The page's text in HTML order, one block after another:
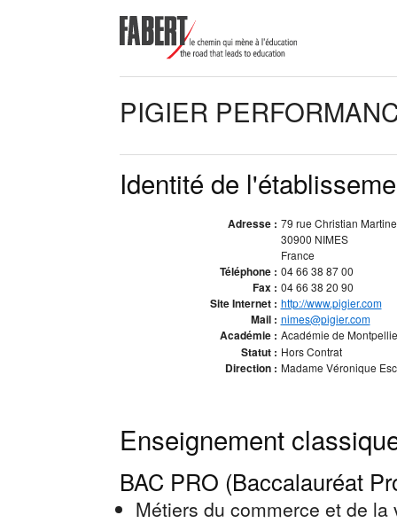
PIGIER
Identité de
Adresse : 79 rue Christian
30900 NIMES
France
Téléphone : 04 66 38 87 00
Fax : 04 66 38 20 90
Site Internet : http://www.pigier.com
Mail : nimes@pigier.com
Académie : Académie de
Statut : Hors Contrat
Direction : Madame Véronique
Enseignement
BAC PRO (Baccalauréat
Métiers du commerce et de la